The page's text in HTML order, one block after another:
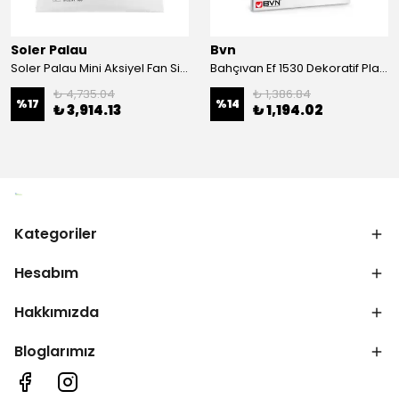
Soler Palau
Soler Palau Mini Aksiyel Fan Silent Serisi-100-Cz
%17
₺ 4,735.04
₺ 3,914.13
Bvn
Bahçıvan Ef 1530 Dekoratif Plastik Fan
%14
₺ 1,386.84
₺ 1,194.02
Kategoriler
Hesabım
Hakkımızda
Bloglarımız